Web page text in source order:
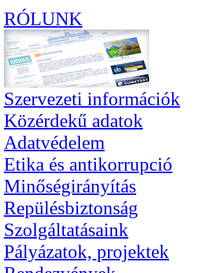
RÓLUNK
Szervezeti információk
Közérdekű adatok
Adatvédelem
Etika és antikorrupció
Minőségirányítás
Repülésbiztonság
Szolgáltatásaink
Pályázatok, projektek